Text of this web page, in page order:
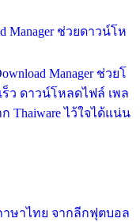
Manager ช่วยดาวน์โห
Manager ช่วยโ
ว ดาวน์โหลดไฟล์ เพล
Thaiware ไว้ใจได้แน่น
าษาไทย จากลีกฟุตบอล